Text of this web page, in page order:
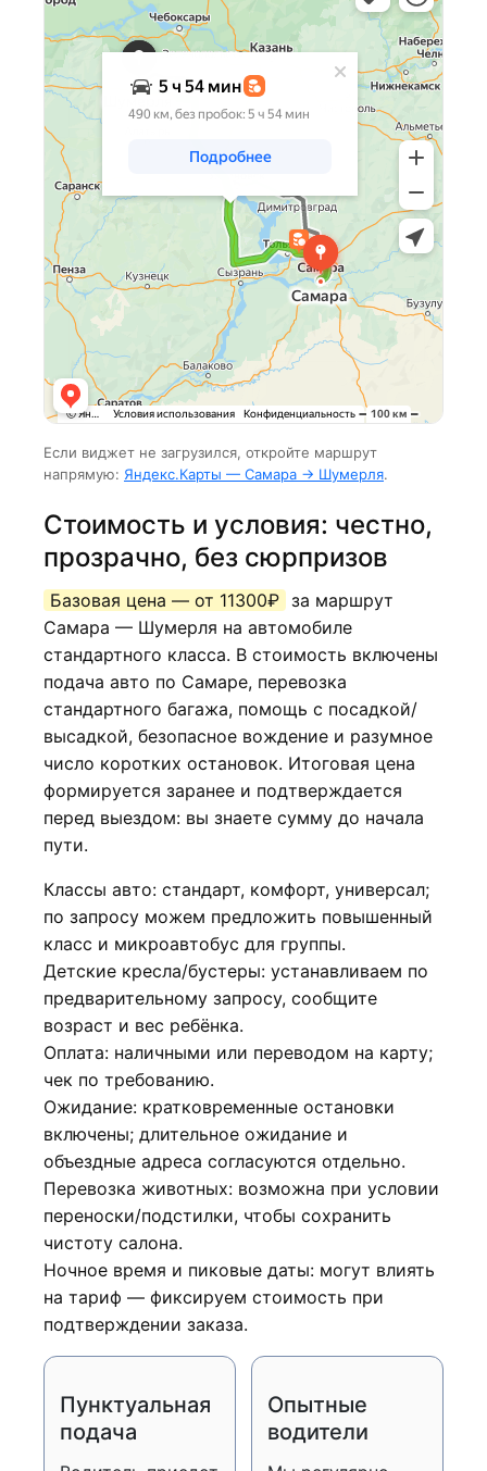
Если виджет не загрузился, откройте маршрут
напрямую: Яндекс.Карты — Самара → Шумерля.
Стоимость и условия: честно,
прозрачно, без сюрпризов
Базовая цена — от 11300₽ за маршрут
Самара — Шумерля на автомобиле
стандартного класса. В стоимость включены
подача авто по Самаре, перевозка
стандартного багажа, помощь с посадкой/
высадкой, безопасное вождение и разумное
число коротких остановок. Итоговая цена
формируется заранее и подтверждается
перед выездом: вы знаете сумму до начала
пути.
Классы авто: стандарт, комфорт, универсал;
по запросу можем предложить повышенный
класс и микроавтобус для группы.
Детские кресла/бустеры: устанавливаем по
предварительному запросу, сообщите
возраст и вес ребёнка.
Оплата: наличными или переводом на карту;
чек по требованию.
Ожидание: кратковременные остановки
включены; длительное ожидание и
объездные адреса согласуются отдельно.
Перевозка животных: возможна при условии
переноски/подстилки, чтобы сохранить
чистоту салона.
Ночное время и пиковые даты: могут влиять
на тариф — фиксируем стоимость при
подтверждении заказа.
Пунктуальная
подача
Опытные
водители